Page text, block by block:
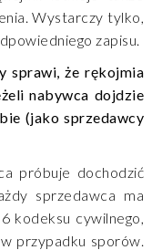
Wystarczy tylko,
zapisu.
sprawi, że rękojmia
nabywca dojdzie
(jako sprzedawcy
próbuje dochodzić
sprzedawca ma
kodeksu cywilnego,
przypadku sporów.